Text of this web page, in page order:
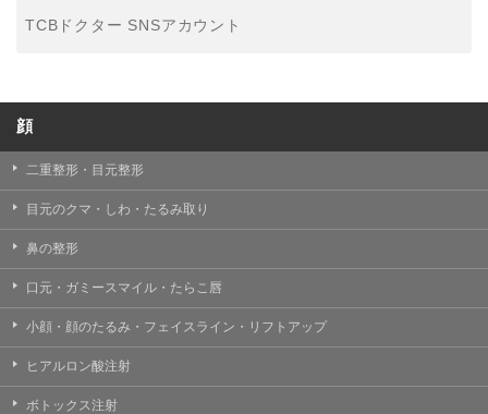
事業者およびアフィリエイトサービスプロバイダ等の第
・患者様の閲覧履歴、端末等の情報
TCBグループは取得情報を以下の目的で利用いたしま
す。
・クリニックの来院予約、医療サービスの提供、医療関
対応等のサービス提供のため
・医療サービスの提供に関する他の医療機関、検査機関
及び研究機関との連携のため
・サービス向上を目的とした医療サービス・販売する医
療関連商品に関する患者様へのアンケートの送受信及び
これに付随する諸対応のため
TCBドクター SNSアカウント
顔
二重整形・目元整形
目元のクマ・しわ・たるみ取り
鼻の整形
口元・ガミースマイル・たらこ唇
小顔・顔のたるみ・フェイスライン・リフトアップ
ヒアルロン酸注射
ボトックス注射